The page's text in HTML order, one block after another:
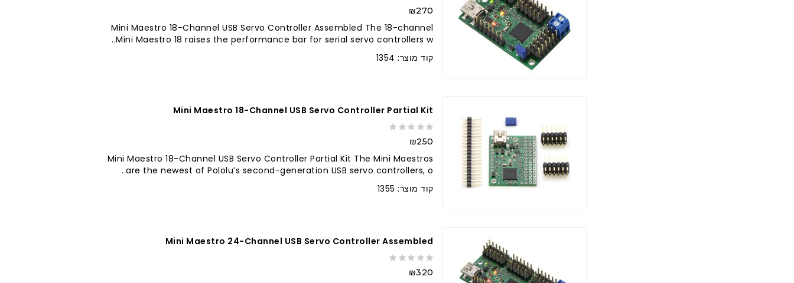
₪270
Mini Maestro 18-Channel USB Servo Controller Assembled The 18-channel
Mini Maestro 18 raises the performance bar for serial servo controllers w..
קוד מוצר: 1354
Mini Maestro 18-Channel USB Servo Controller Partial Kit
₪250
Mini Maestro 18-Channel USB Servo Controller Partial Kit The Mini Maestros
are the newest of Pololu’s second-generation USB servo controllers, o..
קוד מוצר: 1355
Mini Maestro 24-Channel USB Servo Controller Assembled
₪320